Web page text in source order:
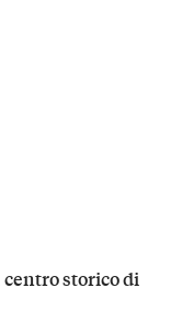
centro storico di